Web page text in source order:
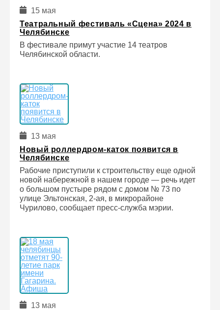
15 мая
Театральный фестиваль «Сцена» 2024 в
Челябинске
В фестивале примут участие 14 театров
Челябинской области.
13 мая
Новый роллердром-каток появится в
Челябинске
Рабочие приступили к строительству еще одной
новой набережной в нашем городе — речь идет
о большом пустыре рядом с домом № 73 по
улице Эльтонская, 2-ая, в микрорайоне
Чурилово, сообщает пресс-служба мэрии.
13 мая